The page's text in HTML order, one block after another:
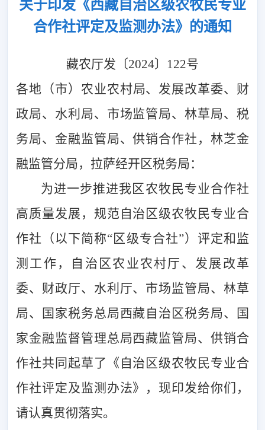
关于印发《西藏自治区级农牧民专业
合作社评定及监测办法》的通知
藏农厅发 〔2024〕 122号
各地 （市） 农业农村局、发展改革委、财
政局、水利局、市场监管局、林草局、税
务局、金融监管局、供销合作社，林芝金
融监管分局，拉萨经开区税务局：
为进一步推进我区农牧民专业合作社
高质量发展，规范自治 区级农牧民专业合
作社 （ 以下简称“区级专合社”） 评定和监
测 工作，自治区农业农村厅、发展改革
委、财政厅、水利厅、市场监管局、林草
局、国家税务总局西藏自治区税务局、国
家金融监督管理总局西藏监管局、供销合
作社共同起草了《自治区级农牧 民专业合
作社评定及监测办法》
， 现印发给你们，
请认真贯彻落实。